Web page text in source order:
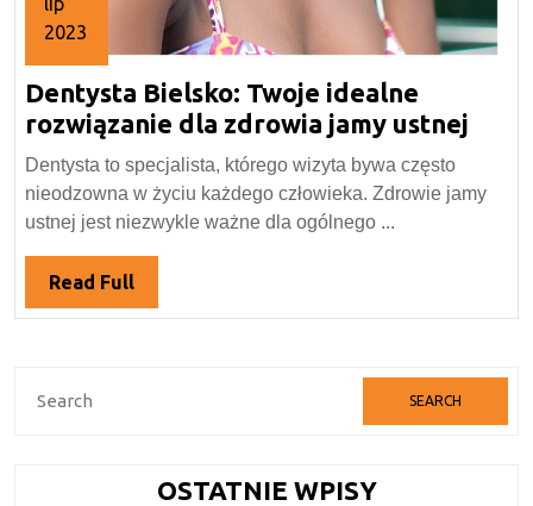
2023
lipca
2023
Dentysta Bielsko: Twoje idealne
rozwiązanie dla zdrowia jamy ustnej
Dentysta to specjalista, którego wizyta bywa często
nieodzowna w życiu każdego człowieka. Zdrowie jamy
ustnej jest niezwykle ważne dla ogólnego ...
Read FullRead
Full
Search
OSTATNIE WPISY